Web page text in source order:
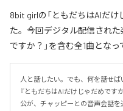
8bit girlの「ともだちはAIだ
た。今回デジタル配信された
ですか？」を含む全1曲となっ
人と話したい。でも、何を話せば
『ともだちはAIだけじゃだめです
公が、チャッピーとの音声会話